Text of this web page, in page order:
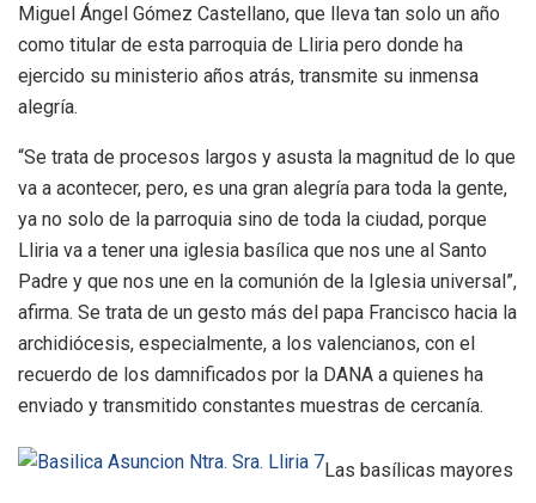
Miguel Ángel Gómez Castellano, que lleva tan solo un año
como titular de esta parroquia de Lliria pero donde ha
ejercido su ministerio años atrás, transmite su inmensa
alegría.
“Se trata de procesos largos y asusta la magnitud de lo que
va a acontecer, pero, es una gran alegría para toda la gente,
ya no solo de la parroquia sino de toda la ciudad, porque
Lliria va a tener una iglesia basílica que nos une al Santo
Padre y que nos une en la comunión de la Iglesia universal”,
afirma. Se trata de un gesto más del papa Francisco hacia la
archidiócesis, especialmente, a los valencianos, con el
recuerdo de los damnificados por la DANA a quienes ha
enviado y transmitido constantes muestras de cercanía.
Las basílicas mayores